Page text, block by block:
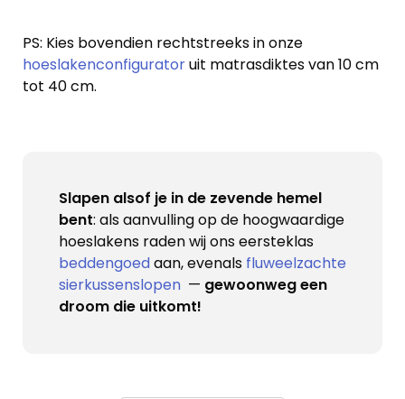
PS: Kies bovendien rechtstreeks in onze
hoeslakenconfiguratoruit matrasdiktes van 10 cm
tot 40 cm.
Slapen alsof je in de zevende hemel
bent: als aanvulling op de hoogwaardige
hoeslakens raden wij ons eersteklas
beddengoedaan, evenals fluweelzachte
sierkussenslopen — gewoonweg een
droom die uitkomt!